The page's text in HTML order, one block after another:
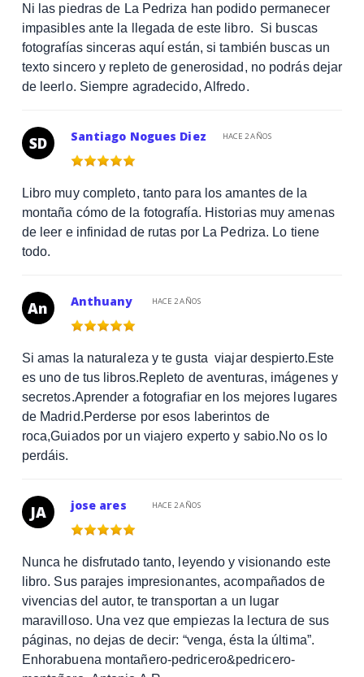
Ni las piedras de La Pedriza han podido permanecer
impasibles ante la llegada de este libro. Si buscas
fotografías sinceras aquí están, si también buscas un
texto sincero y repleto de generosidad, no podrás dejar
de leerlo. Siempre agradecido, Alfredo.
SD Santiago Nogues Diez HACE 2 AÑOS
Libro muy completo, tanto para los amantes de la
montaña cómo de la fotografía. Historias muy amenas
de leer e infinidad de rutas por La Pedriza. Lo tiene
todo.
An Anthuany HACE 2 AÑOS
Si amas la naturaleza y te gusta viajar despierto.Este
es uno de tus libros.Repleto de aventuras, imágenes y
secretos.Aprender a fotografiar en los mejores lugares
de Madrid.Perderse por esos laberintos de
roca,Guiados por un viajero experto y sabio.No os lo
perdáis.
JA jose ares HACE 2 AÑOS
Nunca he disfrutado tanto, leyendo y visionando este
libro. Sus parajes impresionantes, acompañados de
vivencias del autor, te transportan a un lugar
maravilloso. Una vez que empiezas la lectura de sus
páginas, no dejas de decir: “venga, ésta la última”.
Enhorabuena montañero-pedricero&pedricero-